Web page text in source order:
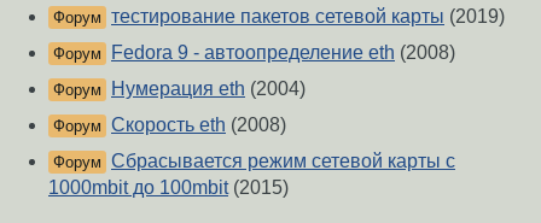
Форум тестирование пакетов сетевой карты (2019)
Форум Fedora 9 - автоопределение eth (2008)
Форум Нумерация eth (2004)
Форум Скорость eth (2008)
Форум Сбрасывается режим сетевой карты с
1000mbit до 100mbit(2015)